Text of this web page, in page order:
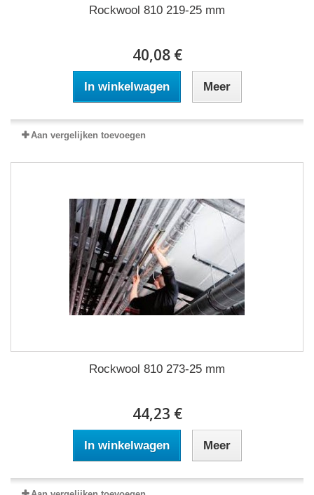
Rockwool 810 219-25 mm
40,08 €
In winkelwagen Meer
Aan vergelijken toevoegen
Rockwool 810 273-25 mm
44,23 €
In winkelwagen Meer